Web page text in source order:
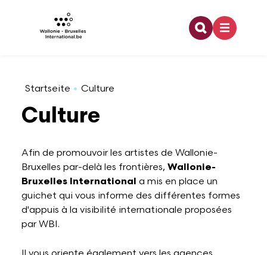
Direkt zum Inhalt
Recherche
Startseite Culture
Culture
Afin de promouvoir les artistes de Wallonie-
Bruxelles par-delà les frontières, Wallonie-
Bruxelles International a mis en place un
guichet qui vous informe des différentes formes
d'appuis à la visibilité internationale proposées
par WBI.
Coopération internationale
Europe
Jeunesse
Francophonie
Culture
Architecture
Arts visuels
Audiovisuel
Danse
Design
Emploi
Enseignement
Formation
Stage
Bourses doctorales
Financement dans le cadre d'une activité de
Partenaires à l'étranger
Programme lié à la recherche
Relations bilatérales
Relations multilatérales
Pouvoirs de tutelle
Organigramme
Développement durable
Offres d'emploi
Logo WBI
Rapports d'activités